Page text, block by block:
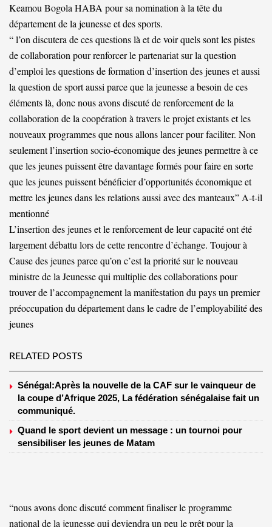
Keamou Bogola HABA pour sa nomination à la tête du
département de la jeunesse et des sports.
“ l’on discutera de ces questions là et de voir quels sont les pistes
de collaboration pour renforcer le partenariat sur la question
d’emploi les questions de formation d’insertion des jeunes et aussi
la question de sport aussi parce que la jeunesse a besoin de ces
éléments là, donc nous avons discuté de renforcement de la
collaboration de la coopération à travers le projet existants et les
nouveaux programmes que nous allons lancer pour faciliter. Non
seulement l’insertion socio-économique des jeunes permettre à ce
que les jeunes puissent être davantage formés pour faire en sorte
que les jeunes puissent bénéficier d’opportunités économique et
mettre les jeunes dans les relations aussi avec des manteaux” A-t-il
mentionné
L’insertion des jeunes et le renforcement de leur capacité ont été
largement débattu lors de cette rencontre d’échange. Toujour à
Cause des jeunes parce qu’on c’est la priorité sur le nouveau
ministre de la Jeunesse qui multiplie des collaborations pour
trouver de l’accompagnement la manifestation du pays un premier
préoccupation du département dans le cadre de l’employabilité des
jeunes
RELATED POSTS
Sénégal:Après la nouvelle de la CAF sur le vainqueur de
la coupe d’Afrique 2025, La fédération sénégalaise fait un
communiqué.
Quand le sport devient un message : un tournoi pour
sensibiliser les jeunes de Matam
“nous avons donc discuté comment finaliser le programme
national de la jeunesse qui deviendra un peu le prêt pour la